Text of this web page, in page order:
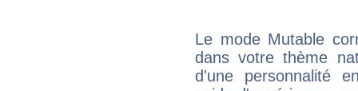
Le mode Mutable
dans votre thème
d'une personnalité